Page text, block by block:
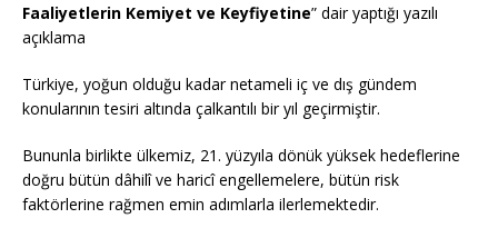
Faaliyetlerin Kemiyet ve Keyfiyetine” dair yaptığı yazılı
açıklama
Türkiye, yoğun olduğu kadar netameli iç ve dış gündem
konularının tesiri altında çalkantılı bir yıl geçirmiştir.
Bununla birlikte ülkemiz, 21. yüzyıla dönük yüksek hedeflerine
doğru bütün dâhilî ve haricî engellemelere, bütün risk
faktörlerine rağmen emin adımlarla ilerlemektedir.